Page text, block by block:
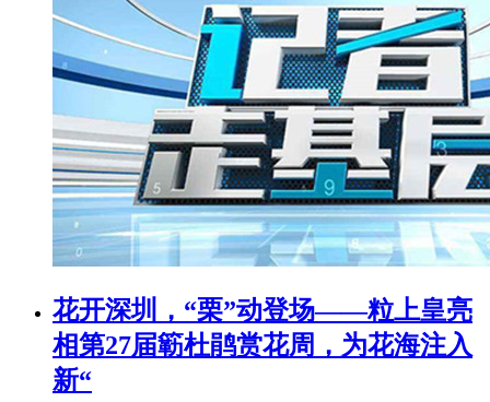
花开深圳，“栗”动登场——粒上皇亮
相第27届簕杜鹃赏花周，为花海注入
新“